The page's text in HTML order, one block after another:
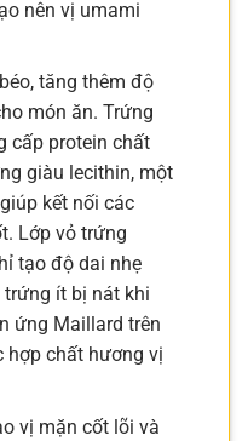
nên vị umami
tăng thêm độ
món ăn. Trứng
cấp protein chất
giàu lecithin, một
kết nối các
Lớp vỏ trứng
tạo độ dai nhẹ
trứng ít bị nát khi
ứng Maillard trên
hợp chất hương vị
vị mặn cốt lõi và